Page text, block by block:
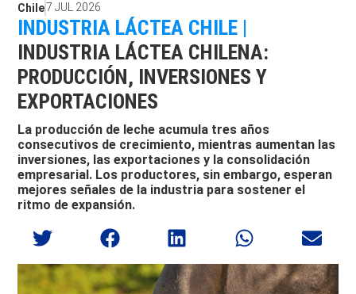
Chile7 JUL 2026
INDUSTRIA LÁCTEA CHILE |
INDUSTRIA LÁCTEA CHILENA:
PRODUCCIÓN, INVERSIONES Y
EXPORTACIONES
La producción de leche acumula tres años
consecutivos de crecimiento, mientras aumentan las
inversiones, las exportaciones y la consolidación
empresarial. Los productores, sin embargo, esperan
mejores señales de la industria para sostener el
ritmo de expansión.